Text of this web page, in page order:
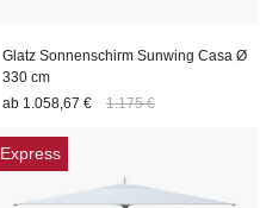
Glatz Sonnenschirm Sunwing Casa Ø
330 cm
ab 1.058,67 € 1.175 €
Express